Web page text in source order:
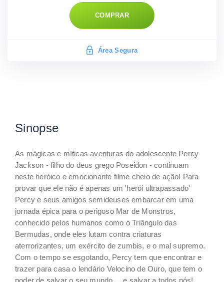
COMPRAR
Área Segura
Sinopse
As mágicas e míticas aventuras do adolescente Percy
Jackson - filho do deus grego Poseidon - continuam
neste heróico e emocionante filme cheio de ação! Para
provar que ele não é apenas um 'herói ultrapassado'
Percy e seus amigos semideuses embarcar em uma
jornada épica para o perigoso Mar de Monstros,
conhecido pelos humanos como o Triângulo das
Bermudas, onde eles lutam contra criaturas
aterrorizantes, um exército de zumbis, e o mal supremo.
Com o tempo se esgotando, Percy tem que encontrar e
trazer para casa o lendário Velocino de Ouro, que tem o